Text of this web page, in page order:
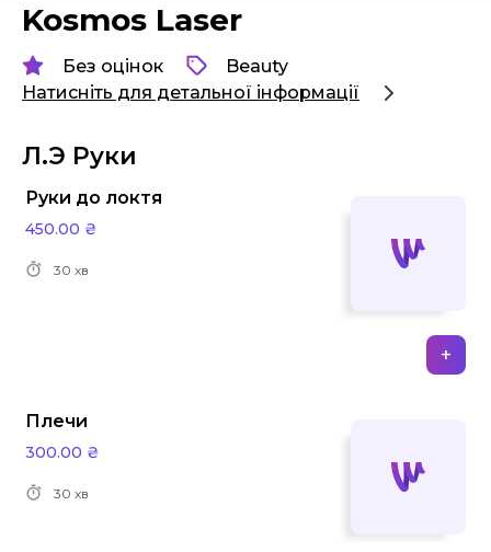
Kosmos Laser
Без оцінок
Beauty
Натисніть для детальної інформації
Л.Э Руки
Руки до локтя
450.00 ₴
30 хв
+
Плечи
300.00 ₴
30 хв